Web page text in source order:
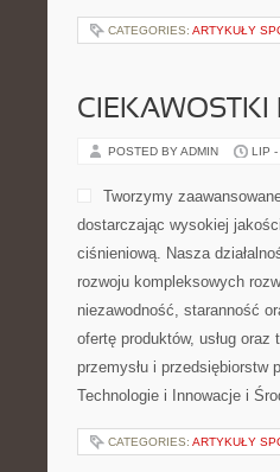
CATEGORIES: ARTYKUŁY
CIEKAWOSTKI
POSTED BY ADMIN LIP -
Tworzymy
dostarczając wysokiej
ciśnieniową. Nasza
rozwoju kompleksowych
niezawodność, staranność
ofertę produktów, usług
przemysłu i przedsiębiorstw
Technologie i Innowacje i
CATEGORIES: ARTYKUŁY